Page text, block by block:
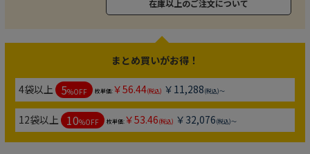
在庫以上のご注文について
まとめ買いがお得！
4袋以上 5%OFF 枚単価:￥56.44(税込) ￥11,288(税込)～
12袋以上 10%OFF 枚単価:￥53.46(税込) ￥32,076(税込)～